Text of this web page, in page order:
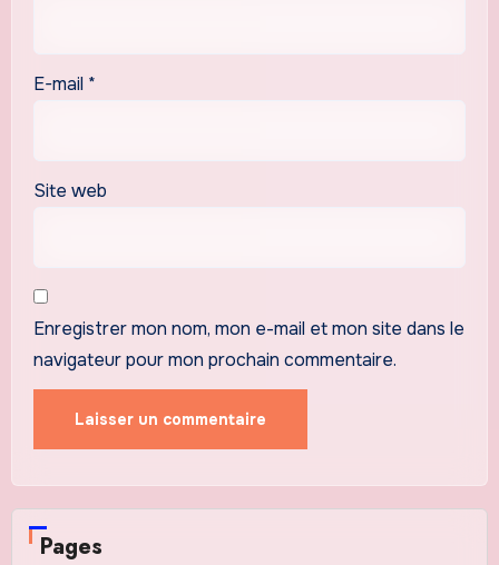
E-mail *
Site web
Enregistrer mon nom, mon e-mail et mon site dans le
navigateur pour mon prochain commentaire.
Pages